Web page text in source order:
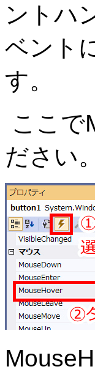
ントハ
ベント
す。
ここで
ださい。